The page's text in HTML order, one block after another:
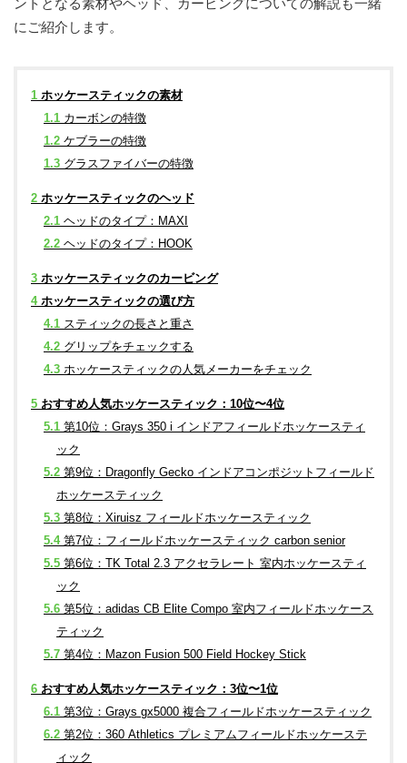
ントとなる素材やヘッド、カービングについての解説も一緒
にご紹介します。
1 ホッケースティックの素材
1.1 カーボンの特徴
1.2 ケブラーの特徴
1.3 グラスファイバーの特徴
2 ホッケースティックのヘッド
2.1 ヘッドのタイプ：MAXI
2.2 ヘッドのタイプ：HOOK
3 ホッケースティックのカービング
4ホッケースティックの選び方
4.1 スティックの長さと重さ
4.2 グリップをチェックする
4.3 ホッケースティックの人気メーカーをチェック
5 おすすめ人気ホッケースティック：10位〜4位
5.1 第10位：Grays 350 i インドアフィールドホッケースティ
ック
5.2 第9位：Dragonfly Gecko インドアコンポジットフィールド
ホッケースティック
5.3 第8位：Xiruisz フィールドホッケースティック
5.4第7位：フィールドホッケースティック carbon senior
5.5 第6位：TK Total 2.3 アクセラレート 室内ホッケースティ
ック
5.6 第5位：adidas CB Elite Compo 室内フィールドホッケース
ティック
5.7 第4位：Mazon Fusion 500 Field Hockey Stick
6 おすすめ人気ホッケースティック：3位〜1位
6.1 第3位：Grays gx5000 複合フィールドホッケースティック
6.2 第2位：360 Athletics プレミアムフィールドホッケーステ
ィック